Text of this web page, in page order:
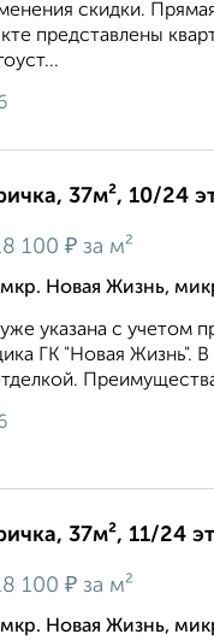
cкидки.
представлены
37м², 10/24
100 ₽ за м²
Новая Жизнь,
укaзaна c учeтoм
ГК "Новая Жизнь".
37м², 11/24
100 ₽ за м²
Новая Жизнь,